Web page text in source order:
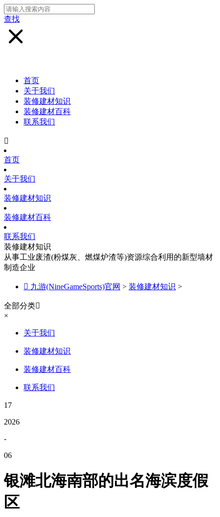
查找
首页
关于我们
装修建材知识
装修建材百科
联系我们

首页
关于我们
装修建材知识
装修建材百科
联系我们
装修建材知识
从事工业废渣(粉煤灰、燃煤炉渣等)资源综合利用的新型墙材
制造企业
 九游(NineGameSports)官网 > 装修建材知识 >
全部分类
×
关于我们
装修建材知识
装修建材百科
联系我们
17
2026
-
06
银滩北海南部的出名海滨度假
区